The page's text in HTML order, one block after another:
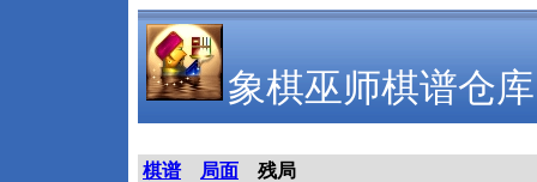
象棋巫师棋谱仓库
棋谱 局面
残局